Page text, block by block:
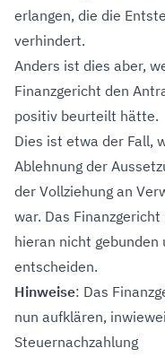
erlangen, die die
verhindert.
Anders ist dies aber,
Finanzgericht den
positiv beurteilt hätte.
Dies ist etwa der Fall,
Ablehnung der
der Vollziehung an
war. Das Finanzgericht
hieran nicht gebunden
entscheiden.
Hinweise: Das
nun aufklären,
Steuernachzahlung